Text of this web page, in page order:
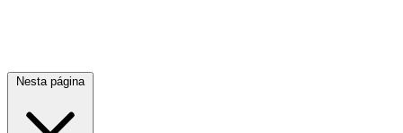
Nesta página